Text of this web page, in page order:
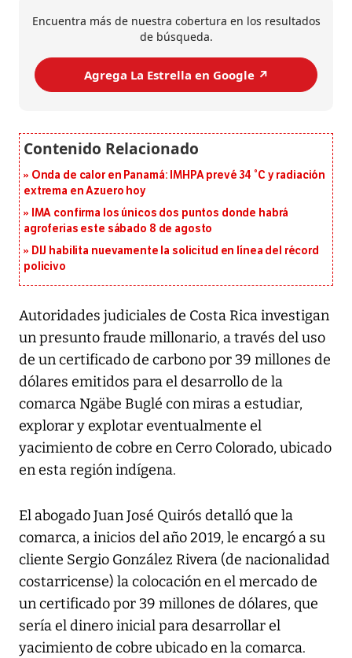
Encuentra más de nuestra cobertura en los resultados
de búsqueda.
Agrega La Estrella en Google ↗️
Onda de calor en Panamá: IMHPA prevé 34 °C y radiación
extrema en Azuero hoy
IMA confirma los únicos dos puntos donde habrá
agroferias este sábado 8 de agosto
DIJ habilita nuevamente la solicitud en línea del récord
policivo
Autoridades judiciales de Costa Rica investigan
un presunto fraude millonario, a través del uso
de un certificado de carbono por 39 millones de
dólares emitidos para el desarrollo de la
comarca Ngäbe Buglé con miras a estudiar,
explorar y explotar eventualmente el
yacimiento de cobre en Cerro Colorado, ubicado
en esta región indígena.
El abogado Juan José Quirós detalló que la
comarca, a inicios del año 2019, le encargó a su
cliente Sergio González Rivera (de nacionalidad
costarricense) la colocación en el mercado de
un certificado por 39 millones de dólares, que
sería el dinero inicial para desarrollar el
yacimiento de cobre ubicado en la comarca.